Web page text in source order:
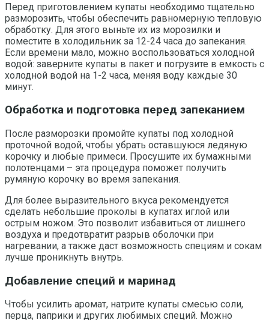
Перед приготовлением купаты необходимо тщательно
разморозить, чтобы обеспечить равномерную тепловую
обработку. Для этого выньте их из морозилки и
поместите в холодильник за 12-24 часа до запекания.
Если времени мало, можно воспользоваться холодной
водой: заверните купаты в пакет и погрузите в емкость с
холодной водой на 1-2 часа, меняя воду каждые 30
минут.
Обработка и подготовка перед запеканием
После разморозки промойте купаты под холодной
проточной водой, чтобы убрать оставшуюся ледяную
корочку и любые примеси. Просушите их бумажными
полотенцами – эта процедура поможет получить
румяную корочку во время запекания.
Для более выразительного вкуса рекомендуется
сделать небольшие проколы в купатах иглой или
острым ножом. Это позволит избавиться от лишнего
воздуха и предотвратит разрыв оболочки при
нагревании, а также даст возможность специям и сокам
лучше проникнуть внутрь.
Добавление специй и маринад
Чтобы усилить аромат, натрите купаты смесью соли,
перца, паприки и других любимых специй. Можно